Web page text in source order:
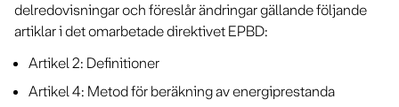
delredovisningar och föreslår ändringar gällande följande
artiklar i det omarbetade direktivet EPBD:
Artikel 2: Definitioner
Artikel 4: Metod för beräkning av energiprestanda